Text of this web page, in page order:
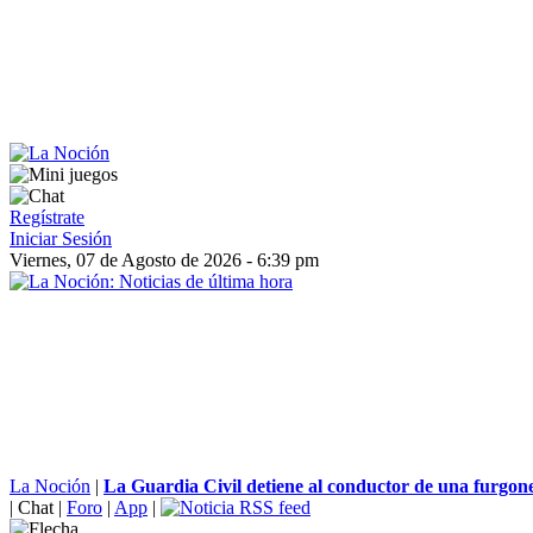
Regístrate
Iniciar Sesión
Viernes, 07 de Agosto de 2026 - 6:39 pm
La Noción | La Guardia Civil detiene al conductor de una
| Chat | Foro | App |